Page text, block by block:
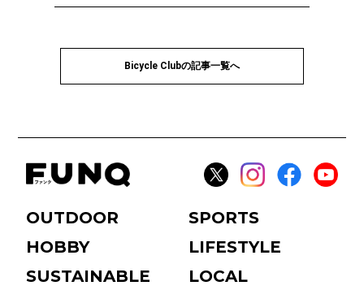
Bicycle Clubの記事一覧へ
OUTDOOR
SPORTS
HOBBY
LIFESTYLE
SUSTAINABLE
LOCAL